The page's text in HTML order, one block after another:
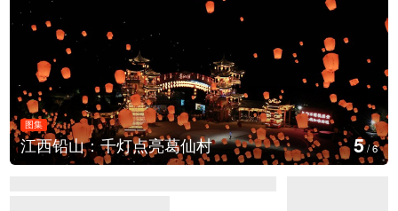
图集
上海：七彩稻田画迎最佳观赏期 6/6